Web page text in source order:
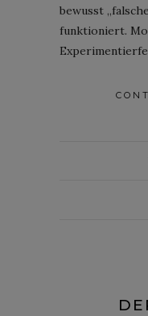
bewusst
funktioniert.